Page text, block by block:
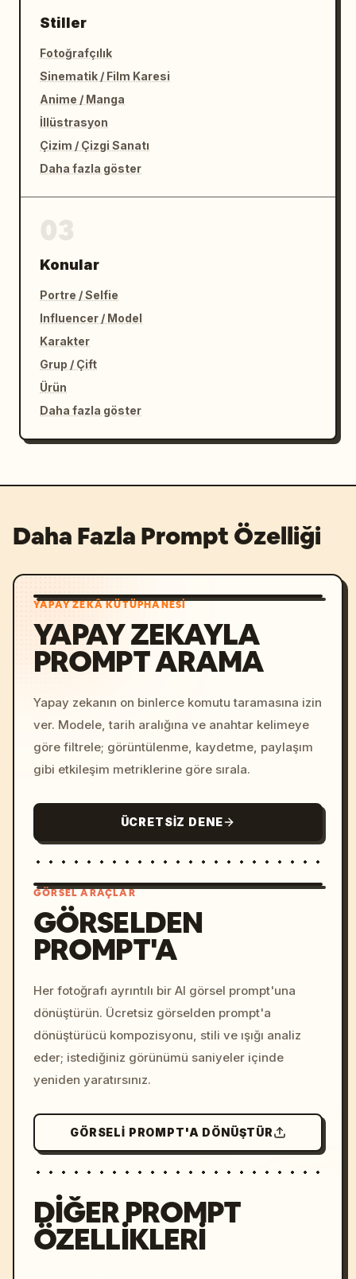
Stiller
Fotoğrafçılık
Sinematik / Film Karesi
Anime / Manga
İllüstrasyon
Çizim / Çizgi Sanatı
Daha fazla göster
Konular
Portre / Selfie
Influencer / Model
Karakter
Grup / Çift
Ürün
Daha fazla göster
Daha Fazla Prompt Özelliği
YAPAY ZEKÂ KÜTÜPHANESI
YAPAY ZEKAYLA
PROMPT ARAMA
Yapay zekanın on binlerce komutu taramasına izin
ver. Modele, tarih aralığına ve anahtar kelimeye
göre filtrele; görüntülenme, kaydetme, paylaşım
gibi etkileşim metriklerine göre sırala.
ÜCRETSIZ DENE
colors, 8k --v 6.0
GÖRSEL ARAÇLAR
GÖRSELDEN
PROMPT'A
Her fotoğrafı ayrıntılı bir AI görsel prompt'una
dönüştürün. Ücretsiz görselden prompt'a
dönüştürücü kompozisyonu, stili ve ışığı analiz
eder; istediğiniz görünümü saniyeler içinde
yeniden yaratırsınız.
GÖRSELI PROMPT'A DÖNÜŞTÜR
DIĞER PROMPT
ÖZELLIKLERI